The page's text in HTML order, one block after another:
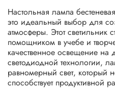
Настольная лампа
это идеальный выбор для
атмосферы. Этот светильник
помощником в учебе и
качественное освещение на
светодиодной технологии,
равномерный свет, который
способствует продуктивной